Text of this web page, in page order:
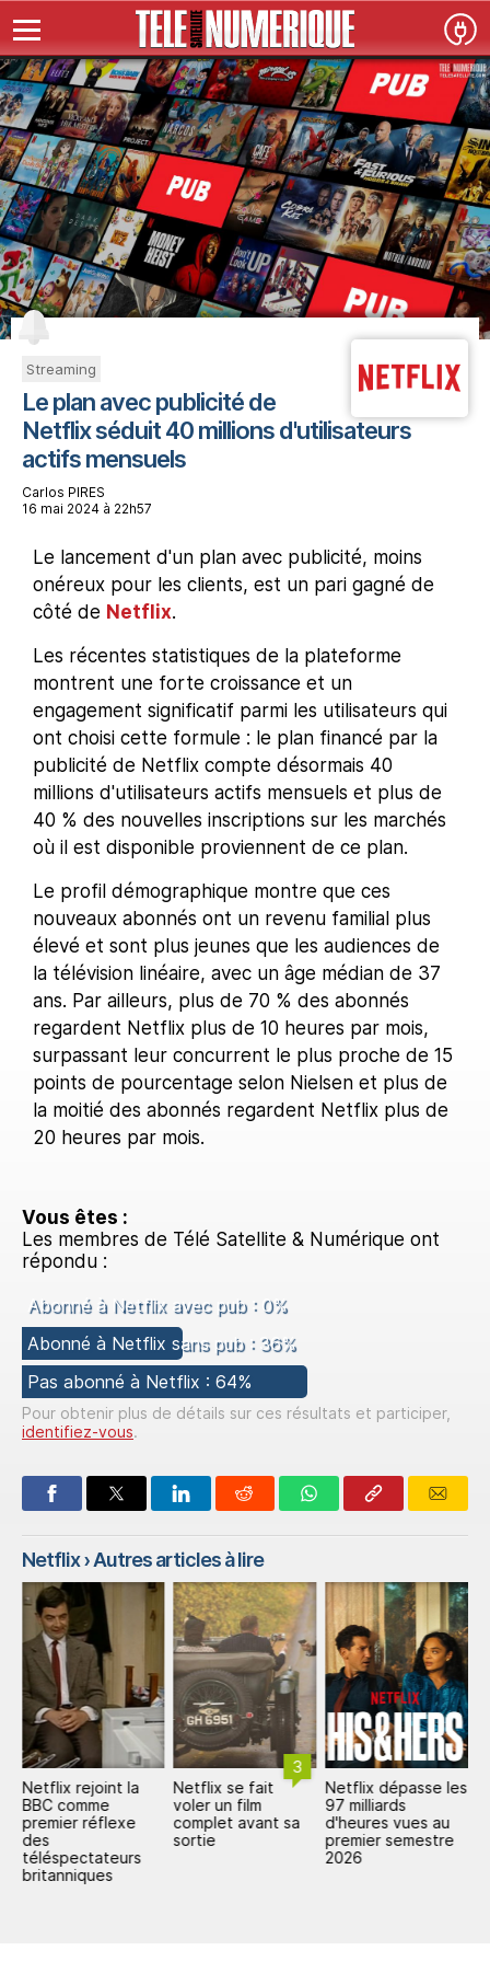
Streaming
Le plan avec publicité de
Netflix séduit 40 millions d'utilisateurs
actifs mensuels
Carlos PIRES
16 mai 2024 à 22h57
Le lancement d'un plan avec publicité, moins
onéreux pour les clients, est un pari gagné de
côté de Netflix.
Les récentes statistiques de la plateforme
montrent une forte croissance et un
engagement significatif parmi les utilisateurs qui
ont choisi cette formule : le plan financé par la
publicité de Netflix compte désormais 40
millions d'utilisateurs actifs mensuels et plus de
40 % des nouvelles inscriptions sur les marchés
où il est disponible proviennent de ce plan.
Le profil démographique montre que ces
nouveaux abonnés ont un revenu familial plus
élevé et sont plus jeunes que les audiences de
la télévision linéaire, avec un âge médian de 37
ans. Par ailleurs, plus de 70 % des abonnés
regardent Netflix plus de 10 heures par mois,
surpassant leur concurrent le plus proche de 15
points de pourcentage selon Nielsen et plus de
la moitié des abonnés regardent Netflix plus de
20 heures par mois.
Vous êtes :
Les membres de Télé Satellite & Numérique ont
répondu :
Abonné à Netflix avec pub : 0%
Abonné à Netflix sans pub : 36%
Pas abonné à Netflix : 64%
Pour obtenir plus de détails sur ces résultats et participer,
identifiez-vous.
Netflix› Autres articles à lire
Netflix rejoint la
BBC comme
premier réflexe
des
téléspectateurs
britanniques
3
Netflix se fait
voler un film
complet avant sa
sortie
Netflix dépasse les
97 milliards
d'heures vues au
premier semestre
2026